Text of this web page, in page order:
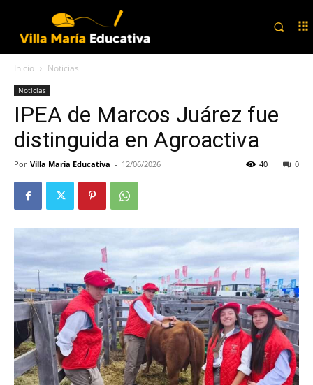
Inicio Noticias
Noticias
IPEA de Marcos Juárez fue
distinguida en Agroactiva
Por Villa María Educativa - 12/06/2026 0
40